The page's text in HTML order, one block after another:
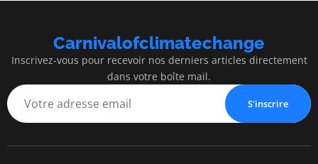
Carnivalofclimatechange
Inscrivez-vous pour recevoir nos derniers articles directement
dans votre boîte mail.
S'inscrire